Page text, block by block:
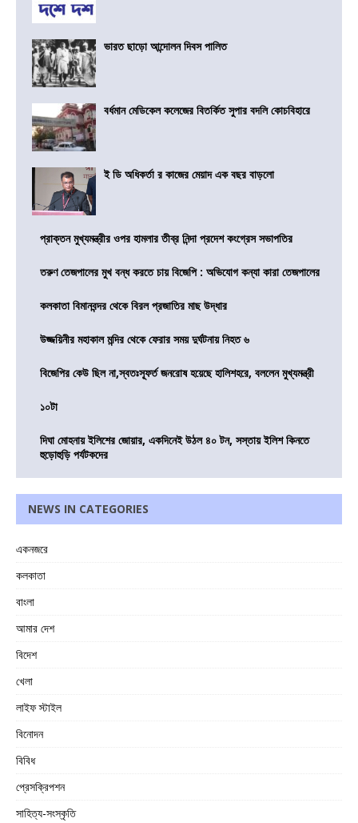
ভারত ছাড়ো আন্দোলন দিবস পালিত
বর্ধমান মেডিকেল কলেজের বিতর্কিত সুপার বদলি কোচবিহারে
ই ডি অধিকর্তা র কাজের মেয়াদ এক বছর বাড়লো
প্রাক্তন মুখ্যমন্ত্রীর ওপর হামলার তীব্র নিন্দা প্রদেশ কংগ্রেস সভাপতির
তরুণ তেজপালের মুখ বন্ধ করতে চায় বিজেপি : অভিযোগ কন্যা কারা তেজপালের
কলকাতা বিমানবন্দর থেকে বিরল প্রজাতির মাছ উদ্ধার
উজ্জয়িনীর মহাকাল মন্দির থেকে ফেরার সময় দুর্ঘটনায় নিহত ৬
বিজেপির কেউ ছিল না,স্বতঃস্ফূর্ত জনরোষ হয়েছে হালিশহরে, বললেন মুখ্যমন্ত্রী
১০টা
দিঘা মোহনায় ইলিশের জোয়ার, একদিনেই উঠল ৪০ টন, সস্তায় ইলিশ কিনতে
হুড়োহুড়ি পর্যটকদের
NEWS IN CATEGORIES
একনজরে
কলকাতা
বাংলা
আমার দেশ
বিদেশ
খেলা
লাইফ স্টাইল
বিনোদন
বিবিধ
প্রেসক্রিপশন
সাহিত্য-সংস্কৃতি